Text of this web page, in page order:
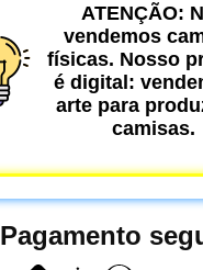
ATENÇÃO:
vendemos
físicas. Nosso
é digital:
arte para
camisas.
Pagamento